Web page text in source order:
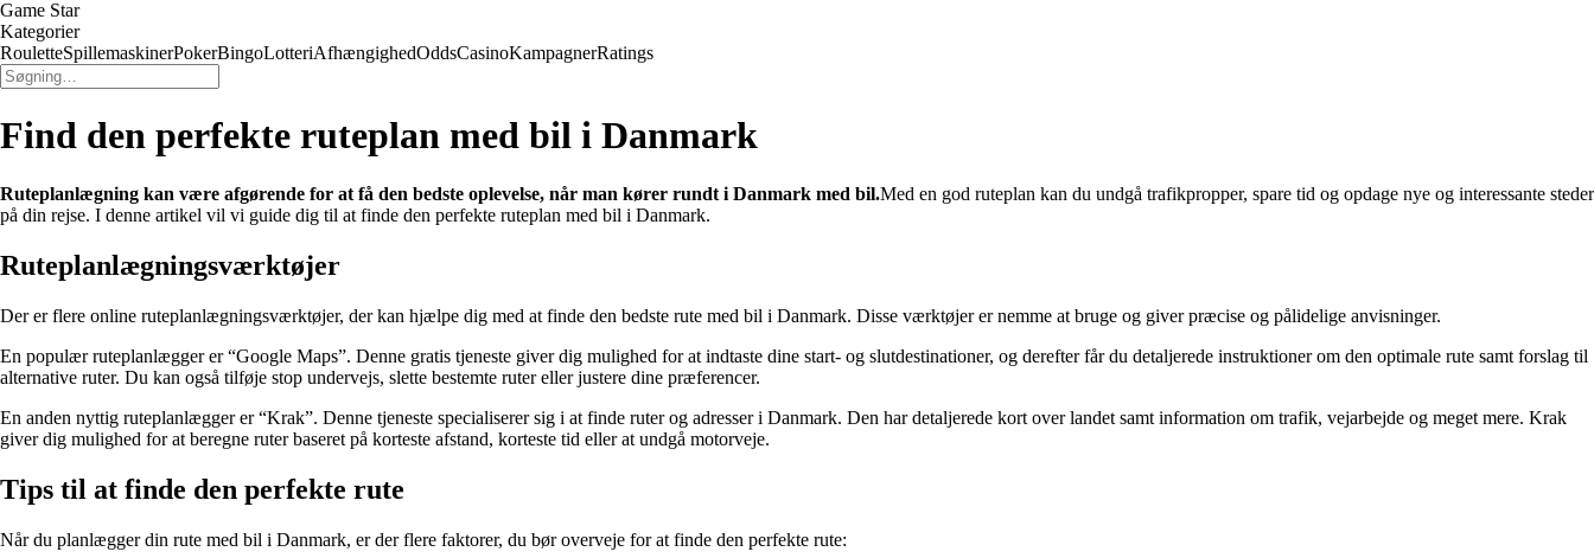
Game Star
Kategorier
RouletteSpillemaskinerPokerBingoLotteriAfhængighedOddsCasinoKampagnerRatings
Find den perfekte ruteplan med bil i Danmark
Ruteplanlægning kan være afgørende for at få den bedste oplevelse, når man kører rundt i Danmark med bil.Med en god ruteplan kan du undgå trafikpropper, spare tid og opdage nye og interessante steder
på din rejse. I denne artikel vil vi guide dig til at finde den perfekte ruteplan med bil i Danmark.
Ruteplanlægningsværktøjer
Der er flere online ruteplanlægningsværktøjer, der kan hjælpe dig med at finde den bedste rute med bil i Danmark. Disse værktøjer er nemme at bruge og giver præcise og pålidelige anvisninger.
En populær ruteplanlægger er “Google Maps”. Denne gratis tjeneste giver dig mulighed for at indtaste dine start- og slutdestinationer, og derefter får du detaljerede instruktioner om den optimale rute samt forslag til
alternative ruter. Du kan også tilføje stop undervejs, slette bestemte ruter eller justere dine præferencer.
En anden nyttig ruteplanlægger er “Krak”. Denne tjeneste specialiserer sig i at finde ruter og adresser i Danmark. Den har detaljerede kort over landet samt information om trafik, vejarbejde og meget mere. Krak
giver dig mulighed for at beregne ruter baseret på korteste afstand, korteste tid eller at undgå motorveje.
Tips til at finde den perfekte rute
Når du planlægger din rute med bil i Danmark, er der flere faktorer, du bør overveje for at finde den perfekte rute: